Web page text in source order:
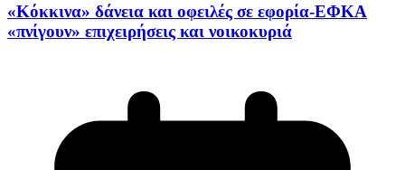
«Κόκκινα» δάνεια και οφειλές σε εφορία-ΕΦΚΑ
«πνίγουν» επιχειρήσεις και νοικοκυριά